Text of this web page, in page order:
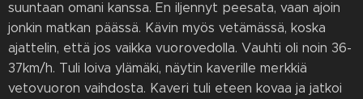
suuntaan omani kanssa. En iljennyt peesata, vaan ajoin
jonkin matkan päässä. Kävin myös vetämässä, koska
ajattelin, että jos vaikka vuorovedolla. Vauhti oli noin 36-
37km/h. Tuli loiva ylämäki, näytin kaverille merkkiä
vetovuoron vaihdosta. Kaveri tuli eteen kovaa ja jatkoi